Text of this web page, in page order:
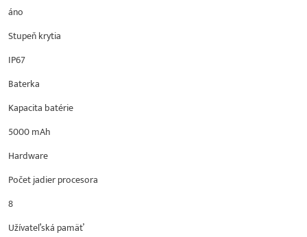
áno
Stupeň krytia
IP67
Baterka
Kapacita batérie
5000 mAh
Hardware
Počet jadier procesora
8
Užívateľská pamäť